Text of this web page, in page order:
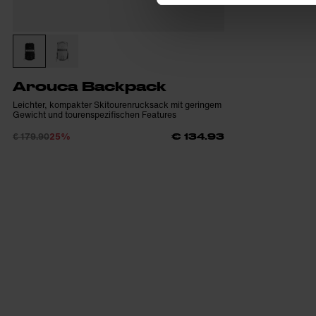
Arouca Backpack
Leichter, kompakter Skitourenrucksack mit geringem
Gewicht und tourenspezifischen Features
€ 179.9025% € 134.93